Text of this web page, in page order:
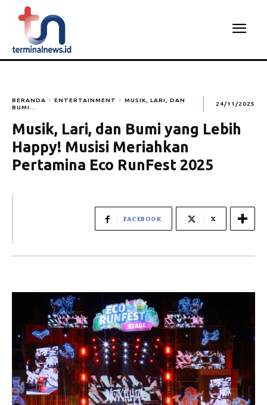
BERANDA ENTERTAINMENT
MUSIK, LARI, DAN
BUMI...
24/11/2025
Musik, Lari, dan Bumi yang Lebih
Happy! Musisi Meriahkan
Pertamina Eco RunFest 2025
FACEBOOK X